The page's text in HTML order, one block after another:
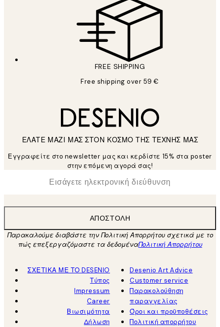
FREE SHIPPING
Free shipping over 59 €
ΕΛΑΤΕ ΜΑΖΙ ΜΑΣ ΣΤΟΝ ΚΟΣΜΟ ΤΗΣ ΤΕΧΝΗΣ ΜΑΣ
Εγγραφείτε στο newsletter μας και κερδίστε 15% στα poster
στην επόμενη αγορά σας!
Ηλεκτρονική Διεύθυνση
ΑΠΟΣΤΟΛΉ
Παρακαλούμε διαβάστε την Πολιτική Απορρήτου σχετικά με το
πώς επεξεργαζόμαστε τα δεδομέναΠολιτική Απορρήτου
ΣΧΕΤΙΚΑ ΜΕ ΤΟ DESENIO
Τύπος
Impressum
Career
Βιωσιμότητα
Δήλωση
Desenio Art Advice
Customer service
Παρακολούθηση
παραγγελίας
Όροι και προϋποθέσεις
Πολιτική απορρήτου